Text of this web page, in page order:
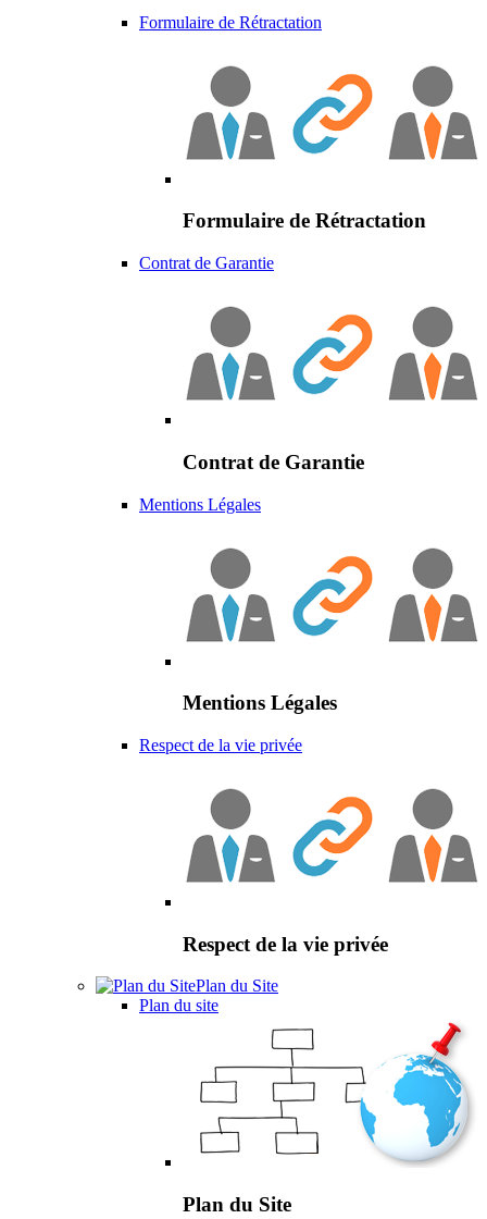
Formulaire de Rétractation
Formulaire de Rétractation
Contrat de Garantie
Contrat de Garantie
Mentions Légales
Mentions Légales
Respect de la vie privée
Respect de la vie privée
Plan du Site
Plan du site
Plan du Site